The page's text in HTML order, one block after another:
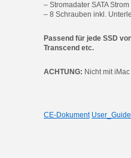
– Stromadater SATA
– 8 Schrauben inkl.
Passend für jede SSD
Transcend etc.
ACHTUNG: Nicht mit
CE-Dokument User_Guide